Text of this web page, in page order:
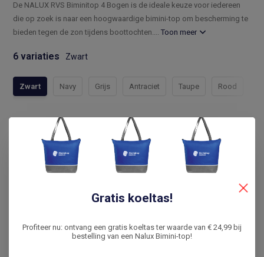
De NALUX RVS Biminitop 4 Bogen is de ideale keuze voor iedereen
die op zoek is naar een hoogwaardige bimini-top om bescherming te
bieden tegen de zon tijdens boottochten....Toon meer
6 variaties Zwart
Zwart Navy Grijs Antraciet Taupe Rood
Compleet assortiment
Snelle levering
De laagste prijs
Gratis koeltas!
Profiteer nu: ontvang een gratis koeltas ter waarde van € 24,99 bij
bestelling van een Nalux Bimini-top!